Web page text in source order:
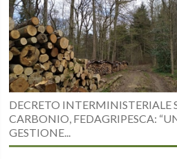
DECRETO INTERMINISTERIALE
CARBONIO, FEDAGRIPESCA:
GESTIONE...